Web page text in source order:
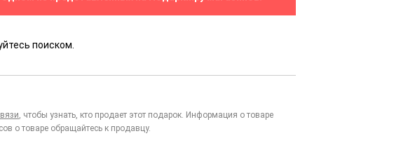
поиском.
, чтобы узнать, кто продает этот подарок. Информация о товаре
о товаре обращайтесь к продавцу.